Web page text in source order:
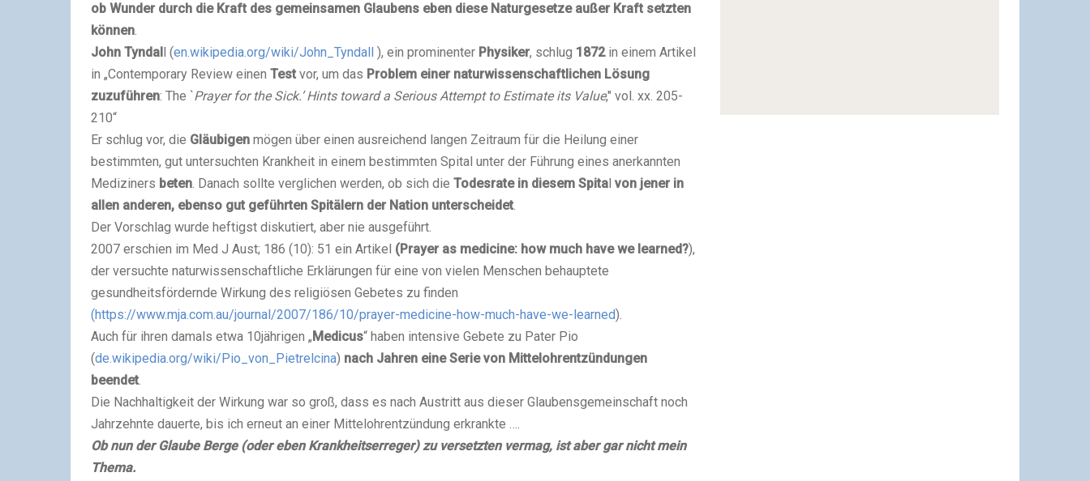
ob Wunder durch die Kraft des gemeinsamen Glaubens eben diese Naturgesetze außer Kraft setzten
können.
John Tyndall (en.wikipedia.org/wiki/John_Tyndall ), ein prominenter Physiker, schlug 1872 in einem Artikel
in „Contemporary Review einen Test vor, um das Problem einer naturwissenschaftlichen Lösung
zuzuführen: The `Prayer for the Sick.’ Hints toward a Serious Attempt to Estimate its Value," vol. xx. 205-
210“
Er schlug vor, die Gläubigen mögen über einen ausreichend langen Zeitraum für die Heilung einer
bestimmten, gut untersuchten Krankheit in einem bestimmten Spital unter der Führung eines anerkannten
Mediziners beten. Danach sollte verglichen werden, ob sich die Todesrate in diesem Spital von jener in
allen anderen, ebenso gut geführten Spitälern der Nation unterscheidet.
Der Vorschlag wurde heftigst diskutiert, aber nie ausgeführt.
2007 erschien im Med J Aust; 186 (10): 51 ein Artikel (Prayer as medicine: how much have we learned?),
der versuchte naturwissenschaftliche Erklärungen für eine von vielen Menschen behauptete
gesundheitsfördernde Wirkung des religiösen Gebetes zu finden
(https://www.mja.com.au/journal/2007/186/10/prayer-medicine-how-much-have-we-learned).
Auch für ihren damals etwa 10jährigen „Medicus“ haben intensive Gebete zu Pater Pio
(de.wikipedia.org/wiki/Pio_von_Pietrelcina) nach Jahren eine Serie von Mittelohrentzündungen
beendet.
Die Nachhaltigkeit der Wirkung war so groß, dass es nach Austritt aus dieser Glaubensgemeinschaft noch
Jahrzehnte dauerte, bis ich erneut an einer Mittelohrentzündung erkrankte ….
Ob nun der Glaube Berge (oder eben Krankheitserreger) zu versetzten vermag, ist aber gar nicht mein
Thema.